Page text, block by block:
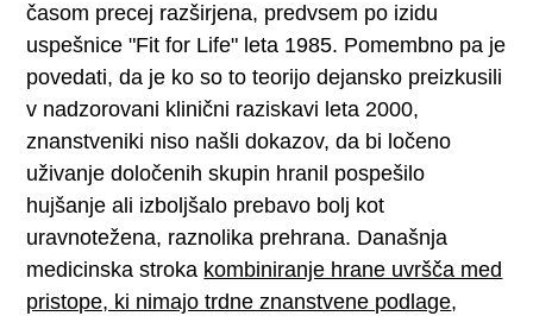
časom precej razširjena, predvsem po izidu
uspešnice "Fit for Life" leta 1985. Pomembno pa je
povedati, da je ko so to teorijo dejansko preizkusili
v nadzorovani klinični raziskavi leta 2000,
znanstveniki niso našli dokazov, da bi ločeno
uživanje določenih skupin hranil pospešilo
hujšanje ali izboljšalo prebavo bolj kot
uravnotežena, raznolika prehrana. Današnja
medicinska stroka kombiniranje hrane uvršča med
pristope, ki nimajo trdne znanstvene podlage,